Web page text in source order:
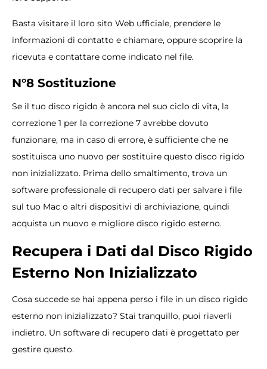
Basta visitare il loro sito Web ufficiale, prendere le
informazioni di contatto e chiamare, oppure scoprire la
ricevuta e contattare come indicato nel file.
N°8 Sostituzione
Se il tuo disco rigido è ancora nel suo ciclo di vita, la
correzione 1 per la correzione 7 avrebbe dovuto
funzionare, ma in caso di errore, è sufficiente che ne
sostituisca uno nuovo per sostituire questo disco rigido
non inizializzato. Prima dello smaltimento, trova un
software professionale di recupero dati per salvare i file
sul tuo Mac o altri dispositivi di archiviazione, quindi
acquista un nuovo e migliore disco rigido esterno.
Recupera i Dati dal Disco Rigido
Esterno Non Inizializzato
Cosa succede se hai appena perso i file in un disco rigido
esterno non inizializzato? Stai tranquillo, puoi riaverli
indietro. Un software di recupero dati è progettato per
gestire questo.